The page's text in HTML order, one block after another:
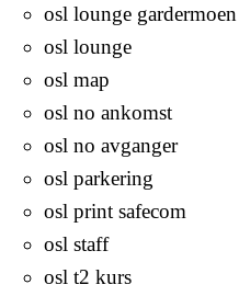
osl lounge gardermoen
osl lounge
osl map
osl no ankomst
osl no avganger
osl parkering
osl print safecom
osl staff
osl t2 kurs